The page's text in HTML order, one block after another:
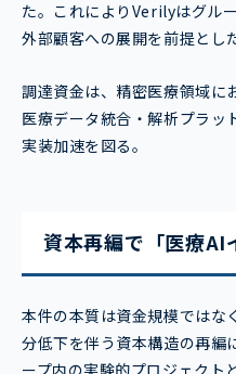
た。これによりVerilyはグル
外部顧客への展開を前提とし
調達資金は、精密医療領域に
医療データ統合・解析プラッ
実装加速を図る。
資本再編で「医療AI
本件の本質は資金規模では
分低下を伴う資本構造の再編
ープ内の実験的プロジェクト